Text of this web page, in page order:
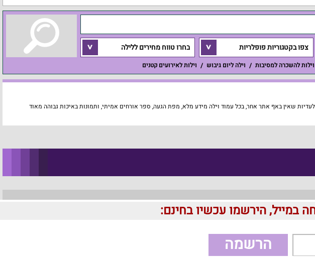
צפו בקטגוריות פופלריות בחרו טווח מחירים ללילה
וילות להשכרה למסיבות וילה ליום גיבוש וילות לאירועים קטנים
שאין באף אתר אחר, בכל עמוד וילה מידע מלא, מפת הגעה, ספר אורחים אמיתי, ותמונות באיכות גבוהה מאוד
הרשמה